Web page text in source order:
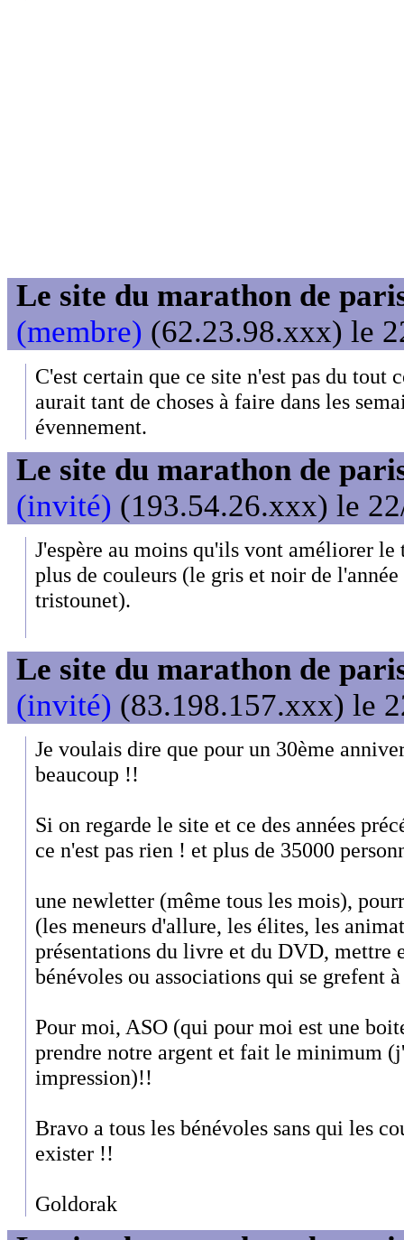
Le site du marathon de
(membre) (62.23.98.xxx) le
C'est certain que ce site n'est pas du
aurait tant de choses à faire dans les
évennement.
Le site du marathon de
(invité) (193.54.26.xxx) le
J'espère au moins qu'ils vont améliorer
plus de couleurs (le gris et noir de
tristounet).
Le site du marathon de
(invité) (83.198.157.xxx) le
Je voulais dire que pour un 30ème
beaucoup !!
Si on regarde le site et ce des années
ce n'est pas rien ! et plus de 35000
une newletter (même tous les mois),
(les meneurs d'allure, les élites, les
présentations du livre et du DVD, mettre
bénévoles ou associations qui se grefent
Pour moi, ASO (qui pour moi est une
prendre notre argent et fait le minimum
impression)!!
Bravo a tous les bénévoles sans qui les
exister !!
Goldorak